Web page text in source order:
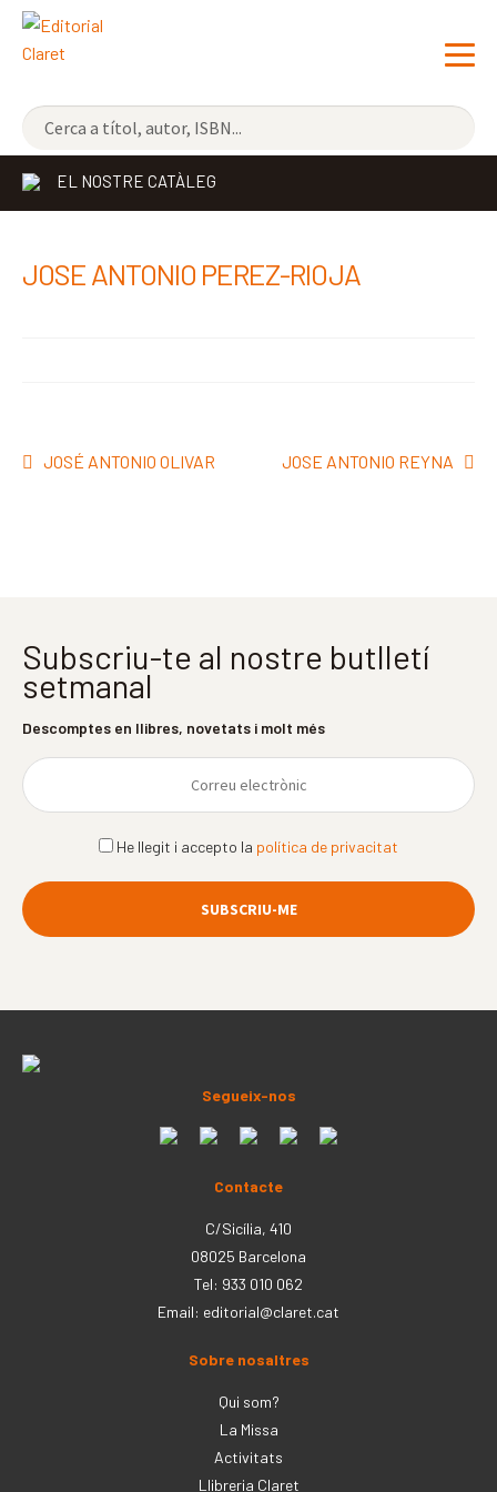
NOVETATS
ELS MÉS VENUTS
EL NOSTRE CATÀLEG
JOSE ANTONIO PEREZ-RIOJA
Navegació
Entrada
JOSÉ ANTONIO OLIVAR
Pròxima
JOSE ANTONIO REYNA
Subscriu-te al nostre butlletí
setmanal
Descomptes en llibres, novetats i molt més
He llegit i accepto la política de privacitat
Segueix-nos
Contacte
C/Sicília, 410
08025 Barcelona
Tel: 933 010 062
Email: editorial@claret.cat
Sobre nosaltres
Qui som?
La Missa
Activitats
Llibreria Claret